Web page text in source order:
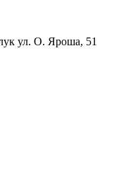
ул. О. Яроша, 51